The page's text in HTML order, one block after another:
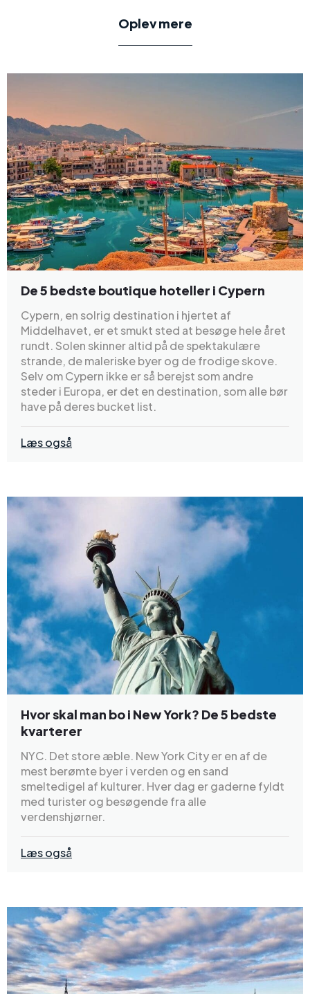
Oplev mere
De 5 bedste boutique hoteller i Cypern
Cypern, en solrig destination i hjertet af
Middelhavet, er et smukt sted at besøge hele året
rundt. Solen skinner altid på de spektakulære
strande, de maleriske byer og de frodige skove.
Selv om Cypern ikke er så berejst som andre
steder i Europa, er det en destination, som alle bør
have på deres bucket list.
Læs også
Hvor skal man bo i New York? De 5 bedste
kvarterer
NYC. Det store æble. New York City er en af de
mest berømte byer i verden og en sand
smeltedigel af kulturer. Hver dag er gaderne fyldt
med turister og besøgende fra alle
verdenshjørner.
Læs også